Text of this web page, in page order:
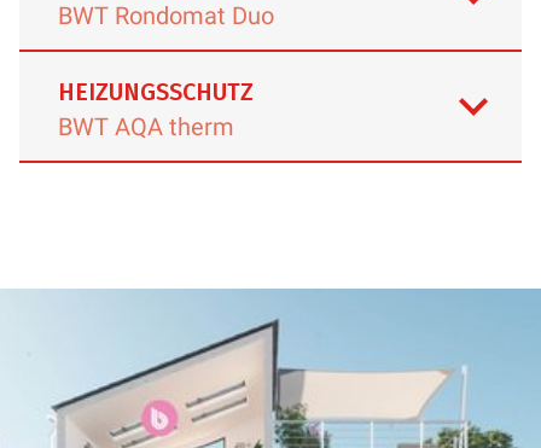
BWT Rondomat Duo
HEIZUNGSSCHUTZ
BWT AQA therm